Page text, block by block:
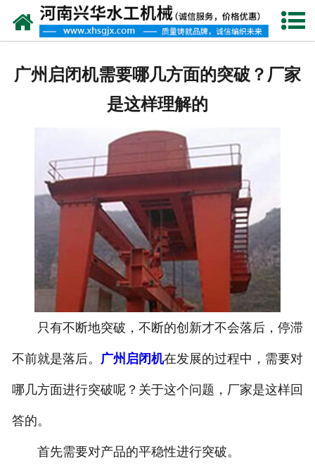
网站首页
客户案例
资质荣誉
联系我们
广州启闭机需要哪几方面的突破？厂家
是这样理解的
只有不断地突破，不断的创新才不会落后，停滞
不前就是落后。 广州启闭机在发展的过程中，需要对
哪几方面进行突破呢？关于这个问题，厂家是这样回
答的。
首先需要对产品的平稳性进行突破。